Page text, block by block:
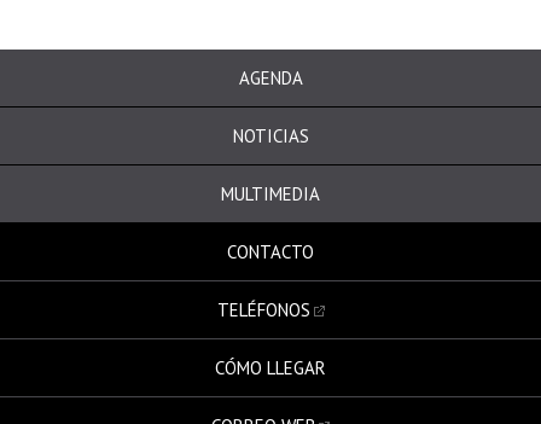
AGENDA
NOTICIAS
MULTIMEDIA
CONTACTO
TELÉFONOS
CÓMO LLEGAR